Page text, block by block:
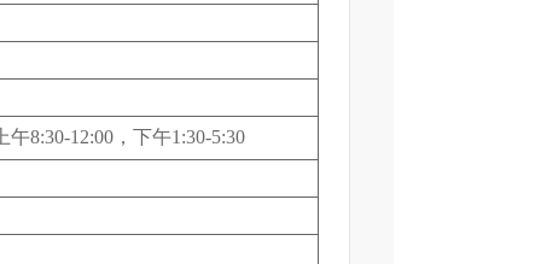
8:30-12:00，下午1:30-5:30